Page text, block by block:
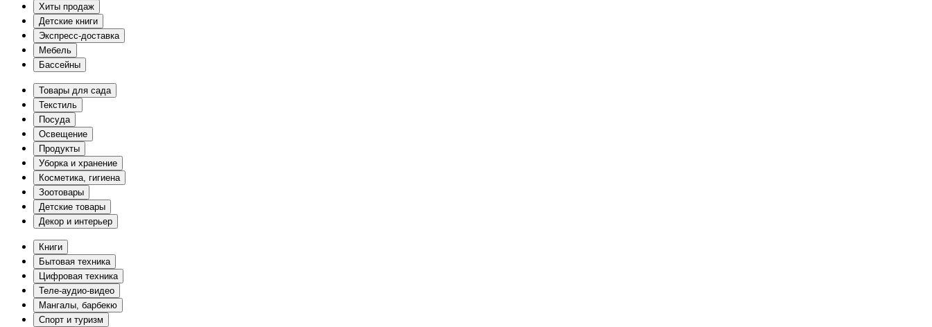
Хиты продаж
Детские книги
Экспресс-доставка
Мебель
Бассейны
Товары для сада
Текстиль
Посуда
Освещение
Продукты
Уборка и хранение
Косметика, гигиена
Зоотовары
Детские товары
Декор и интерьер
Книги
Бытовая техника
Цифровая техника
Теле-аудио-видео
Мангалы, барбекю
Спорт и туризм